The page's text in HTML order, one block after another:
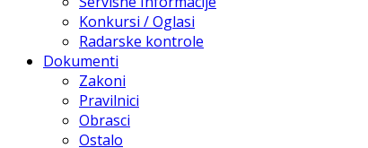
Konkursi / Oglasi
Radarske kontrole
Dokumenti
Zakoni
Pravilnici
Obrasci
Ostalo